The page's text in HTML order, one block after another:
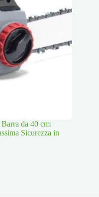
da 40 cm:
Sicurezza in